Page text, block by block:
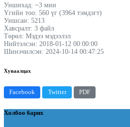
Уншихад: ~3 мин
Үгийн тоо: 560 үг (3964 тэмдэгт)
Уншсан: 5213
Хавсралт: 3 файл
Төрөл: Мэдээ мэдээлэл
Нийтэлсэн: 2018-01-12 00:00:00
Шинэчилсэн: 2024-10-14 00:47:25
Хуваалцах
Facebook Twitter PDF
Холбоо барих